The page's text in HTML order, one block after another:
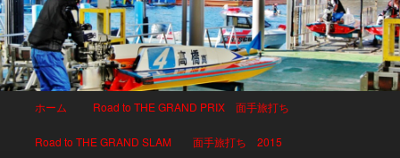
メインコンテンツへ移動
サブコンテンツへ移動
ホーム Road to THE GRAND PRIX 面手旅打ち
Road to THE GRAND SLAM 面手旅打ち 2015